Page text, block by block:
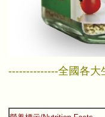
--------------全國各大